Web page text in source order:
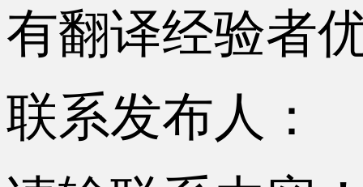
有翻译经验者
联系发布人：